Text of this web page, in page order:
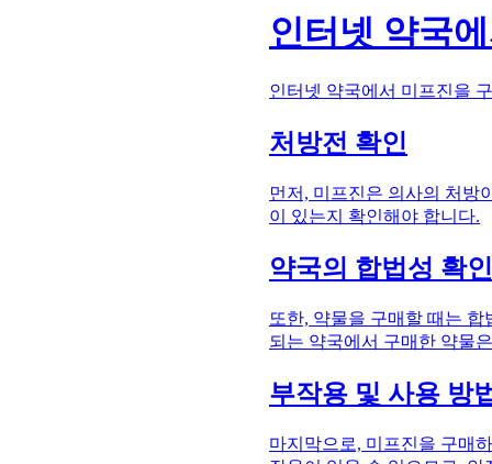
인터넷 약국
인터넷 약국에서 미프진을
처방전 확인
먼저, 미프진은 의사의 처방
이 있는지 확인해야 합니다.
약국의 합법성 확인
또한, 약물을 구매할 때는
되는 약국에서 구매한 약물
부작용 및 사용 방
마지막으로, 미프진을 구매